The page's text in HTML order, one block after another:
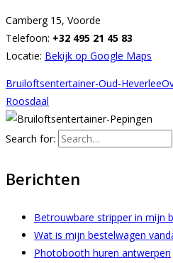
Camberg 15, Voorde
Telefoon: +32 495 21 45 83
Locatie: Bekijk op Google Maps
Bruiloftsentertainer-Oud-Heverlee
Roosdaal
Search for:
Berichten
Betrouwbare stripper in mijn
Wat is mijn bestelwagen
Photobooth huren antwerpen